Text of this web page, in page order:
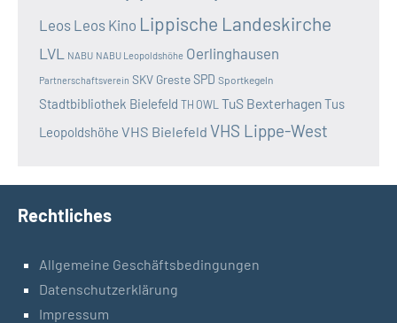
Leos Leos Kino Lippische Landeskirche
LVL NABU NABU Leopoldshöhe Oerlinghausen
Partnerschaftsverein SKV GresteSPD Sportkegeln
Stadtbibliothek Bielefeld TH OWL TuS BexterhagenTus
Leopoldshöhe VHS Bielefeld VHS Lippe-West
Rechtliches
Allgemeine Geschäftsbedingungen
Datenschutzerklärung
Impressum